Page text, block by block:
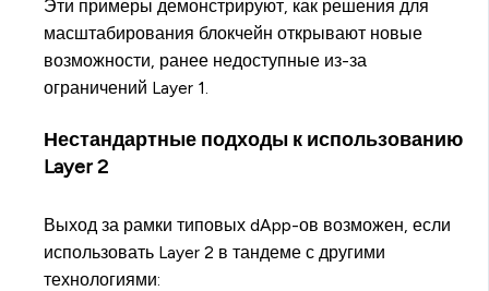
Эти примеры демонстрируют, как решения для
масштабирования блокчейн открывают новые
возможности, ранее недоступные из-за
ограничений Layer 1.
Нестандартные подходы к использованию
Layer 2
Выход за рамки типовых dApp-ов возможен, если
использовать Layer 2 в тандеме с другими
технологиями: